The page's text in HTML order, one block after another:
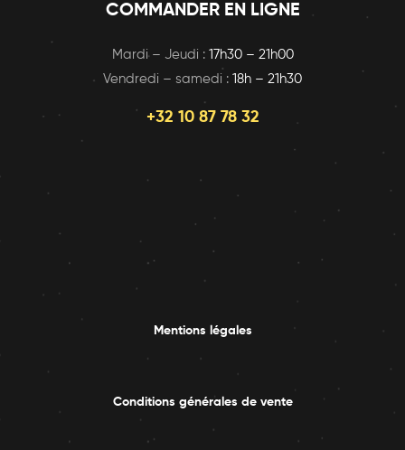
COMMANDER EN LIGNE
Mardi – Jeudi : 17h30 – 21h00
Vendredi – samedi : 18h – 21h30
+32 10 87 78 32
Mentions légales
Conditions générales de vente